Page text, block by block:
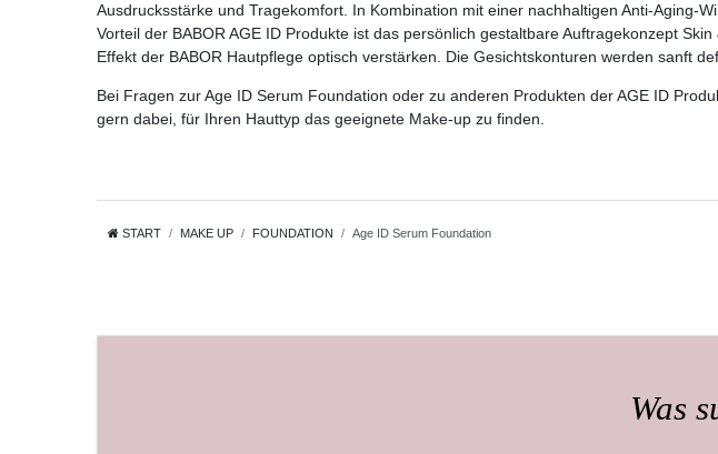
Ausdrucksstärke und Tragekomfort. In Kombination mit einer nachhaltigen Anti-Aging-
Vorteil der BABOR AGE ID Produkte ist das persönlich gestaltbare Auftragekonzept
Effekt der BABOR Hautpflege optisch verstärken. Die Gesichtskonturen werden sanft
Bei Fragen zur Age ID Serum Foundation oder zu anderen Produkten der AGE ID
gern dabei, für Ihren Hauttyp das geeignete Make-up zu finden.
START MAKE UP FOUNDATION Age ID Serum Foundation
Was